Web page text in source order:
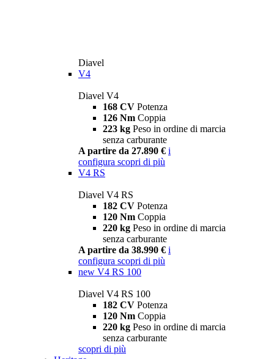
Diavel
V4
Diavel V4
168 CV Potenza
126 Nm Coppia
223 kg Peso in ordine di marcia
senza carburante
A partire da 27.890 € i
configura scopri di più
V4 RS
Diavel V4 RS
182 CV Potenza
120 Nm Coppia
220 kg Peso in ordine di marcia
senza carburante
A partire da 38.990 € i
configura scopri di più
new V4 RS 100
Diavel V4 RS 100
182 CV Potenza
120 Nm Coppia
220 kg Peso in ordine di marcia
senza carburante
scopri di più